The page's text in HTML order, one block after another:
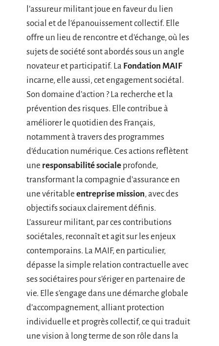
l’assureur militant joue en faveur du lien
social et de l’épanouissement collectif. Elle
offre un lieu de rencontre et d’échange, où les
sujets de société sont abordés sous un angle
novateur et participatif. La Fondation MAIF
incarne, elle aussi, cet engagement sociétal.
Son domaine d’action ? La recherche et la
prévention des risques. Elle contribue à
améliorer le quotidien des Français,
notamment à travers des programmes
d’éducation numérique. Ces actions reflètent
une responsabilité sociale profonde,
transformant la compagnie d’assurance en
une véritable entreprise mission, avec des
objectifs sociaux clairement définis.
L’assureur militant, par ces contributions
sociétales, reconnaît et agit sur les enjeux
contemporains. La MAIF, en particulier,
dépasse la simple relation contractuelle avec
ses sociétaires pour s’ériger en partenaire de
vie. Elle s’engage dans une démarche globale
d’accompagnement, alliant protection
individuelle et progrès collectif, ce qui traduit
une vision à long terme de son rôle dans la